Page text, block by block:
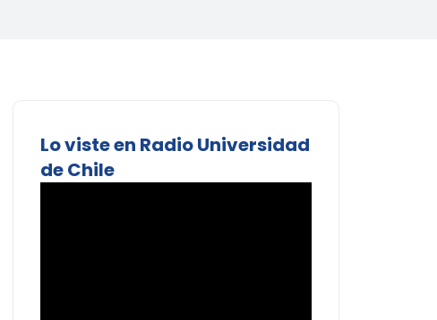
Lo viste en Radio Universidad
de Chile